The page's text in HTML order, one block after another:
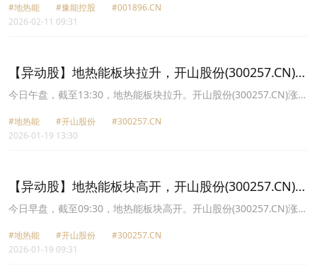
精机(002158.CN)涨1.50%报27.03元，中材节能(603126.CN)涨
0.64%报7.91元，开山股份(300257.CN)涨0.54%报18.78元，冰轮环
#地热能 #豫能控股
#001896.CN
2026-02-11 09:31
【异动股】地热能板块拉升，开山股份(300257.CN)涨
16.14%
今日午盘，截至13:30，地热能板块拉升。开山股份(300257.CN)涨
节能(603126.CN)涨3.05%报7.09元，隆华科技(300263.CN)涨2.19%
报9.81元，*ST建艺(002789.CN)涨1.89%报10.22元，豫能控股
#地热能 #开山股份
#300257.CN
2026-01-19 13:30
【异动股】地热能板块高开，开山股份(300257.CN)涨
6.88%
今日早盘，截至09:30，地热能板块高开。开山股份(300257.CN)涨
境(000811.CN)涨1.44%报16.2元，汉钟精机(002158.CN)涨0.42%报
26.6元，隆华科技(300263.CN)涨0.42%报9.64元，*ST建艺
#地热能 #开山股份
#300257.CN
2026-01-19 09:31